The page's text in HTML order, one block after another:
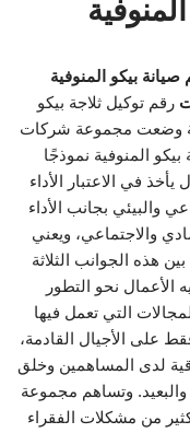
صيانة بيكو المنوفية
رقم توكيل ثلاجة بيكو
وضعت مجموعة شركات
بيكو المنوفية نموذجًا
يأخذ في الاعتبار الأداء
والبيئي بجانب الأداء
والاجتماعي، ويعني
هذه الجوانب الثلاثة
الأعمال نحو التطور
التي تعمل فيها
على الأجيال القادمة،
لدى المساهمين وخلق
وتساهم مجموعة
من مشكلات الفقراء